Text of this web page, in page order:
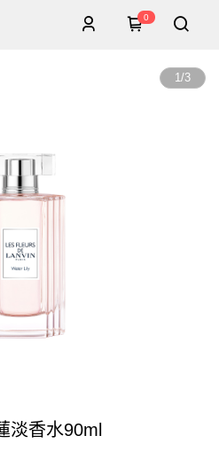
0
1/3
淡香水90ml